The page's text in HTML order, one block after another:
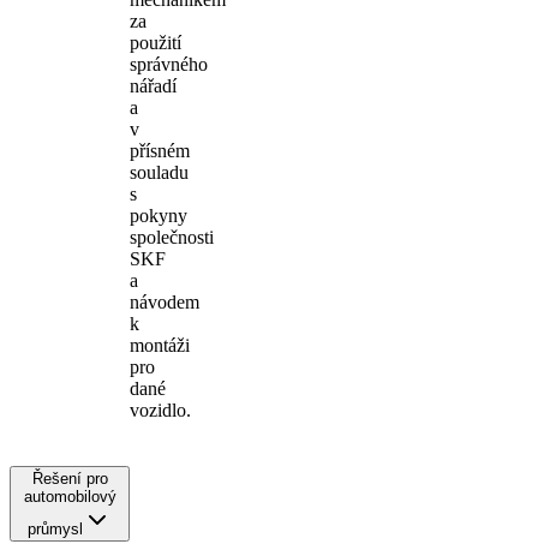
za
použití
správného
nářadí
a
v
přísném
souladu
s
pokyny
společnosti
SKF
a
návodem
k
montáži
pro
dané
vozidlo.
Řešení pro
automobilový
průmysl